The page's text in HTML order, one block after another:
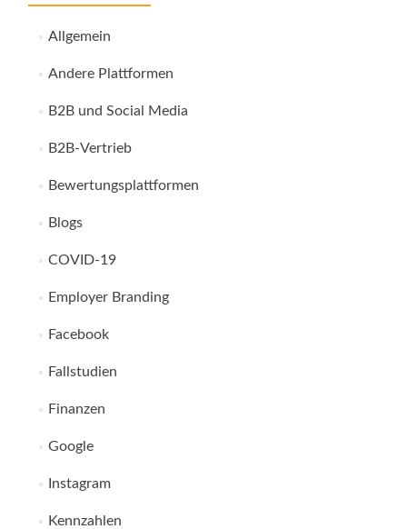
Allgemein
Andere Plattformen
B2B und Social Media
B2B-Vertrieb
Bewertungsplattformen
Blogs
COVID-19
Employer Branding
Facebook
Fallstudien
Finanzen
Google
Instagram
Kennzahlen